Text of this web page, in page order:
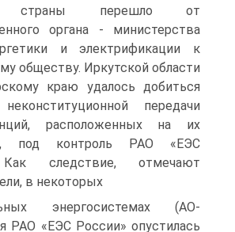
страны перешло от
органа - министерства
и электрификации к
обществу. Иркутской области
краю удалось добиться
передачи
расположенных на их
под контроль РАО «ЕЭС
следствие, отмечают
в некоторых
энергосистемах (АО-
РАО «ЕЭС России» опустилась